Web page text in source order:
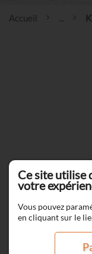
Accueil ...
Ce site utilise
votre
Vous pouvez
en cliquant sur le